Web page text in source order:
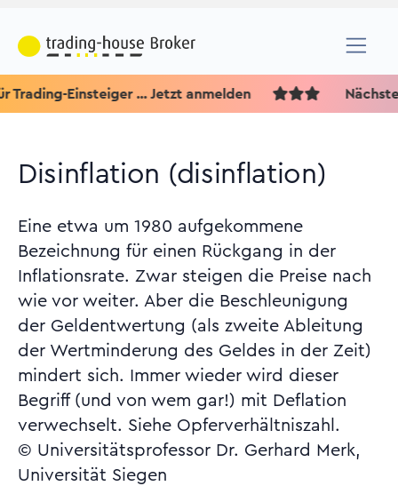
Einsteiger ... Jetzt anmelden Nächster
Disinflation (disinflation)
Eine etwa um 1980 aufgekommene
Bezeichnung für einen Rückgang in der
Inflationsrate. Zwar steigen die Preise nach
wie vor weiter. Aber die Beschleunigung
der Geldentwertung (als zweite Ableitung
der Wertminderung des Geldes in der Zeit)
mindert sich. Immer wieder wird dieser
Begriff (und von wem gar!) mit Deflation
verwechselt. Siehe Opferverhältniszahl.
© Universitätsprofessor Dr. Gerhard Merk,
Universität Siegen